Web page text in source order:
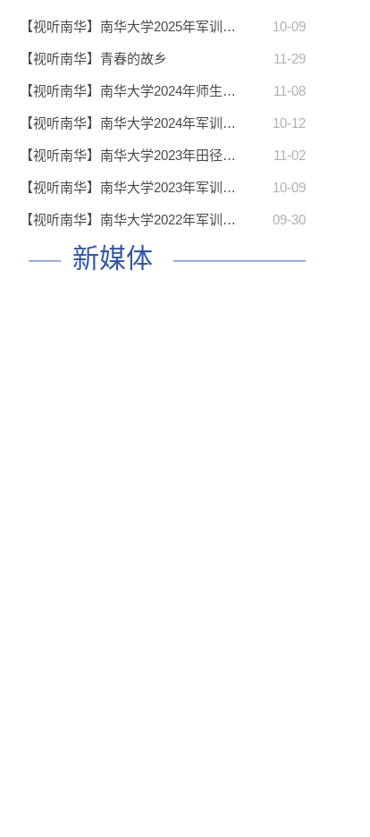
【视听南华】南华大学2025年军训… 10-09
【视听南华】青春的故乡 11-29
【视听南华】南华大学2024年师生… 11-08
【视听南华】南华大学2024年军训… 10-12
【视听南华】南华大学2023年田径… 11-02
【视听南华】南华大学2023年军训… 10-09
【视听南华】南华大学2022年军训… 09-30
新媒体